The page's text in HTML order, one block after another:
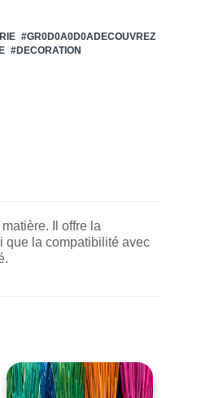
#GR0D0A0D0ADECOUVREZ
#DECORATION
Il offre la
que la compatibilité avec